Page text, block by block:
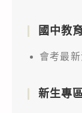
國中教
會考最新
新生專